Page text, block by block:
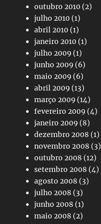
outubro 2010 (2)
julho 2010 (1)
abril 2010 (1)
janeiro 2010 (1)
julho 2009 (1)
junho 2009 (6)
maio 2009 (6)
abril 2009 (13)
março 2009 (14)
fevereiro 2009 (4)
janeiro 2009 (8)
dezembro 2008 (1)
novembro 2008 (3)
outubro 2008 (12)
setembro 2008 (4)
agosto 2008 (3)
julho 2008 (3)
junho 2008 (1)
maio 2008 (2)